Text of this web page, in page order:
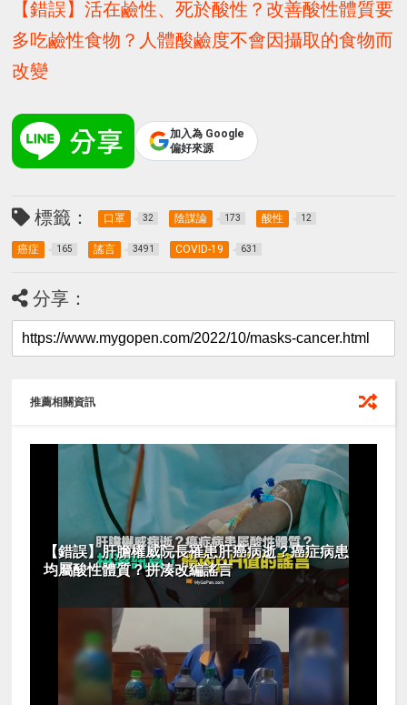
【錯誤】活在鹼性、死於酸性？改善酸性體質要
多吃鹼性食物？人體酸鹼度不會因攝取的食物而
改變
加入為 Google
偏好來源
標籤： 口罩 32 陰謀論 173 酸性 12
癌症 165 謠言 3491 COVID-19 631
分享：
推薦相關資訊
【錯誤】肝膽權威院長罹患肝癌病逝？癌症病患
均屬酸性體質？拼湊改編謠言